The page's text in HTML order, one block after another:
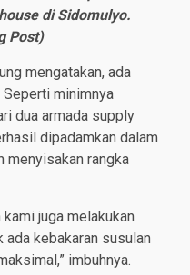
di Sidomulyo.
Post)
mengatakan, ada
Seperti minimnya
dua armada supply
dipadamkan dalam
menyisakan rangka
juga melakukan
ada kebakaran susulan
imbuhnya.